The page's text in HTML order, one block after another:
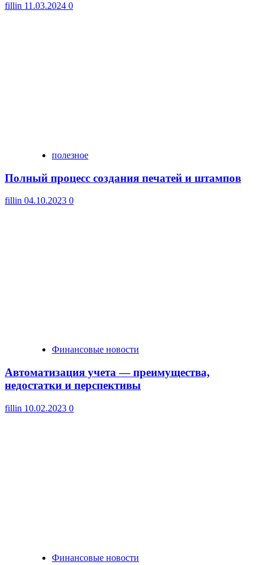
fillin 11.03.2024 0
полезное
Полный процесс создания печатей и штампов
fillin 04.10.2023 0
Финансовые новости
Автоматизация учета — преимущества,
недостатки и перспективы
fillin 10.02.2023 0
Финансовые новости